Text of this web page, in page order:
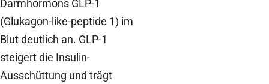
Darmhormons GLP-1
(Glukagon-like-peptide 1) im
Blut deutlich an. GLP-1
steigert die Insulin-
Ausschüttung und trägt